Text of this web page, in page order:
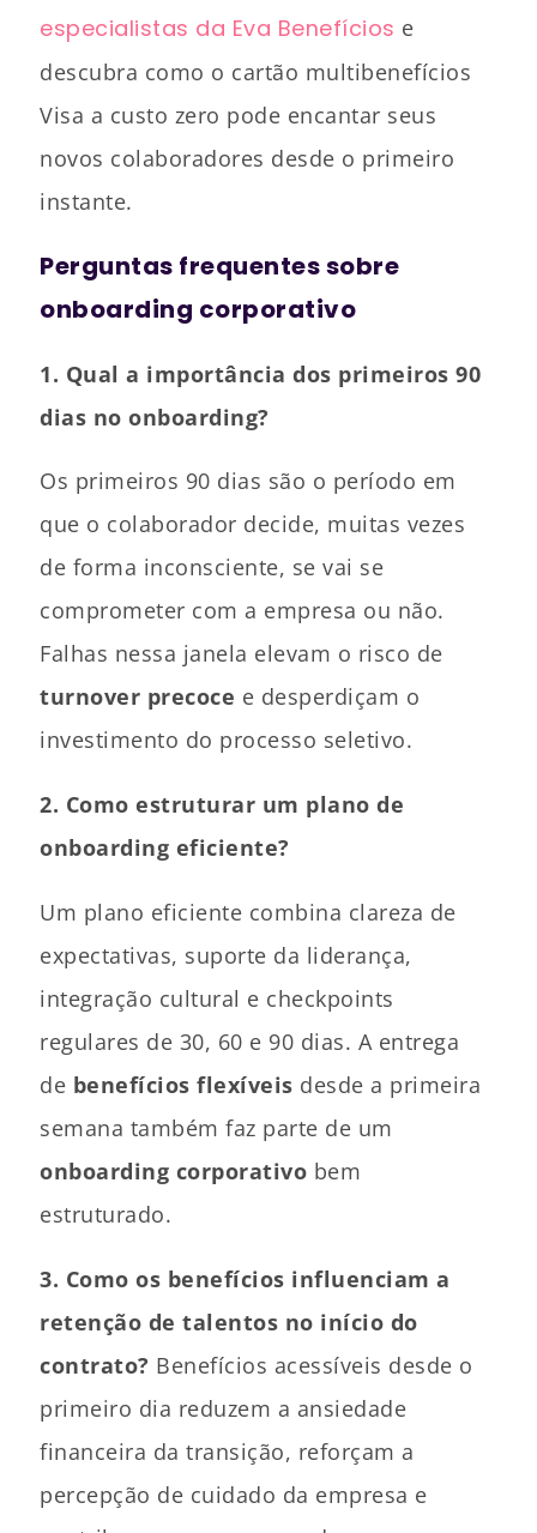
especialistas da Eva Benefícios e
descubra como o cartão multibenefícios
Visa a custo zero pode encantar seus
novos colaboradores desde o primeiro
instante.
Perguntas frequentes sobre
onboarding corporativo
1. Qual a importância dos primeiros 90
dias no onboarding?
Os primeiros 90 dias são o período em
que o colaborador decide, muitas vezes
de forma inconsciente, se vai se
comprometer com a empresa ou não.
Falhas nessa janela elevam o risco de
turnover precoce e desperdiçam o
investimento do processo seletivo.
2. Como estruturar um plano de
onboarding eficiente?
Um plano eficiente combina clareza de
expectativas, suporte da liderança,
integração cultural e checkpoints
regulares de 30, 60 e 90 dias. A entrega
de benefícios flexíveis desde a primeira
semana também faz parte de um
onboarding corporativo bem
estruturado.
3. Como os benefícios influenciam a
retenção de talentos no início do
contrato? Benefícios acessíveis desde o
primeiro dia reduzem a ansiedade
financeira da transição, reforçam a
percepção de cuidado da empresa e